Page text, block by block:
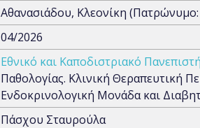
Αθανασιάδου, Κλεονίκη (Πατρώνυμο:
04/2026
Εθνικό και Καποδιστριακό
Παθολογίας. Κλινική Θεραπευτική
Ενδοκρινολογική Μονάδα και
Πάσχου Σταυρούλα